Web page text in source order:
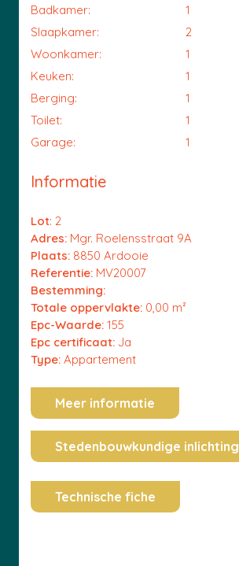
Badkamer:
1
Slaapkamer:
2
Woonkamer:
1
Keuken:
1
Berging:
1
Toilet:
1
Garage:
1
Informatie
Lot: 2
Adres: Mgr. Roelensstraat 9A
Plaats: 8850 Ardooie
Referentie: MV20007
Bestemming:
Totale oppervlakte: 0,00 m²
Epc-Waarde: 155
Epc certificaat: Ja
Type: Appartement
Meer informatie
Stedenbouwkundige inlichting
Technische fiche